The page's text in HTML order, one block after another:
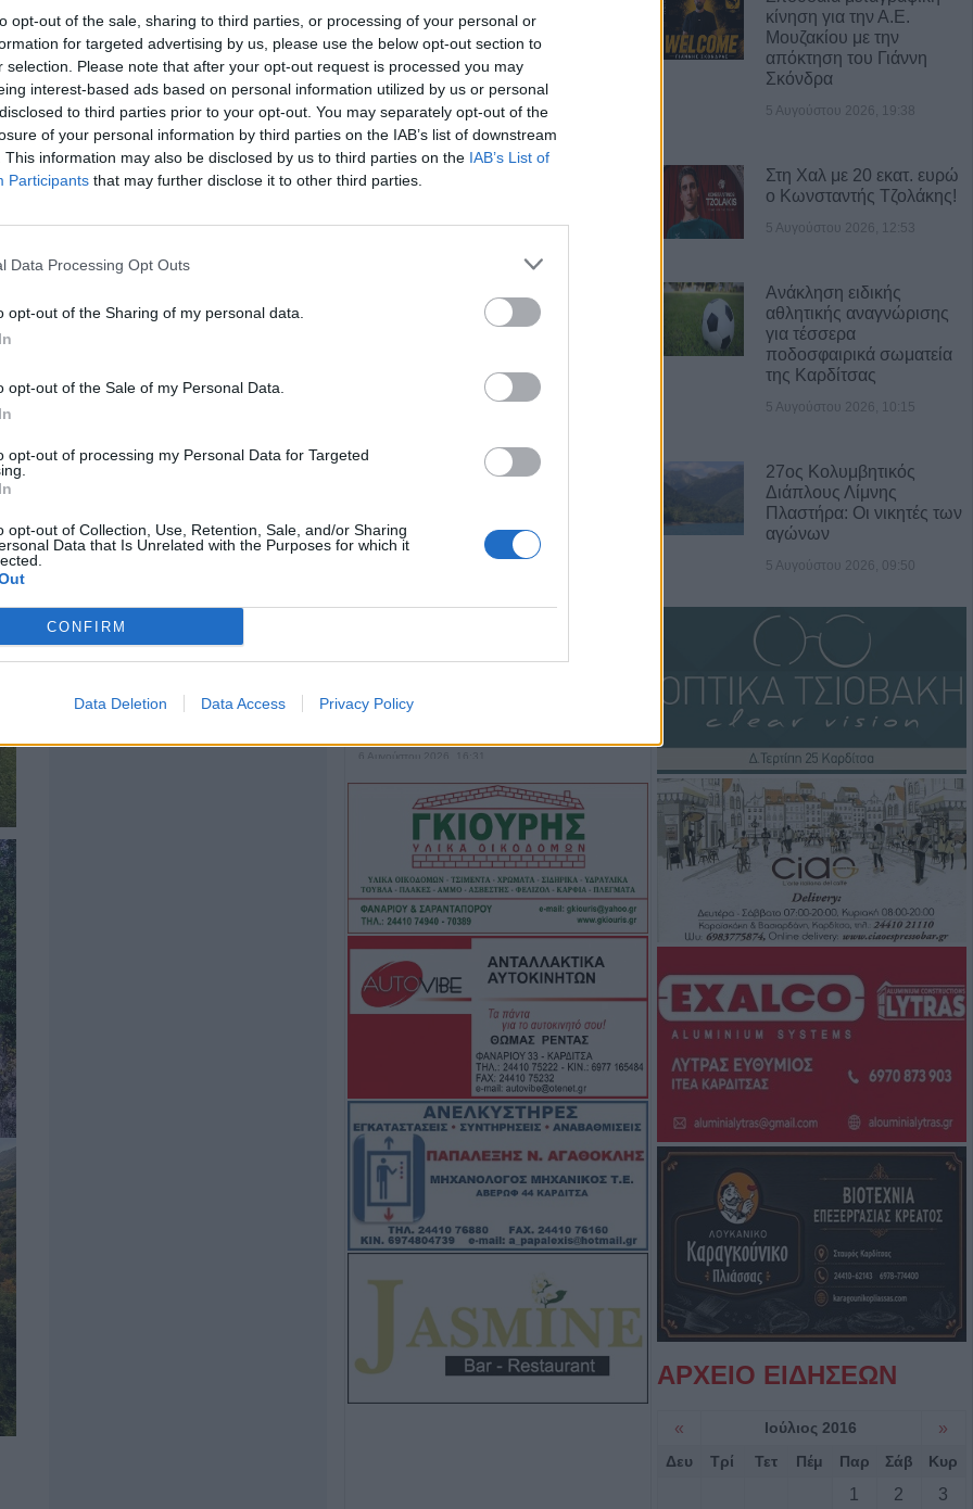
opt-out of the sale, sharing to third parties, or processing of your personal or
for targeted advertising by us, please use the below opt-out section to
selection. Please note that after your opt-out request is processed you may
interest-based ads based on personal information utilized by us or personal
to third parties prior to your opt-out. You may separately opt-out of the
of your personal information by third parties on the IAB’s list of downstream
This information may also be disclosed by us to third parties on the IAB’s List of
Participants that may further disclose it to other third parties.
Data Processing Opt Outs
opt-out of the Sharing of my personal data.
opt-out of the Sale of my Personal Data.
opt-out of processing my Personal Data for Targeted
opt-out of Collection, Use, Retention, Sale, and/or Sharing
Data that Is Unrelated with the Purposes for which it
CONFIRM
Data Deletion Data Access Privacy Policy
ΤΕΛΕΥΤΑΙΑ ΝΕΑ
Άνω Λιόσια: Συνελήφθησαν δύο
6 Αυγούστου 2026, 17:50
6 Αυγούστου 2026, 17:46
στην Κρήνη Φαρσάλων – Μεγάλη
κινητοποίηση της Πυροσβεστικής
6 Αυγούστου 2026, 17:36
Δημόσιες Σ.Α.Ε.Κ.: 860 τμήματα
2027
καταβολή του βοηθήματος του
6 Αυγούστου 2026, 16:31
Νεκρός 75χρονος σε αγροτική
περιοχή του Δομενίκου – Πιθανό
παθολογικό αίτιο
6 Αυγούστου 2026, 16:27
Απολογισμός ΕΛ.ΑΣ. Θεσσαλίας:
574 συλλήψεις και δεκάδες
εξιχνιάσεις τον Ιούλιο
6 Αυγούστου 2026, 16:09
ΥΠΑΑΤ: 38,1 εκατ. ευρώ για την
ενίσχυση κτηνοτρόφων που
επλήγησαν από ζωονόσους
6 Αυγούστου 2026, 15:26
Προγραμματισμένες διακοπές
ηλεκτροδότησης την Παρασκευή
(7/8) σε Ιτέα, Άγιο Γεώργιο,
Γεώργιο Καραϊσκάκη, Κρανιά,
Καππά, Φύλλο και Αμπελώνα
6 Αυγούστου 2026, 15:00
Εντοπίστηκε νέα μεγάλη φυτεία
κάνναβης στην Φθιώτιδα
6 Αυγούστου 2026, 14:36
1 νεκρός και 22 τραυματίες σε 20
κίνηση για την Α.Ε.
Μουζακίου με την
απόκτηση του Γιάννη
Σκόνδρα
5 Αυγούστου 2026, 19:38
Στη Χαλ με 20 εκατ. ευρώ
ο Κωνσταντής Τζολάκης!
5 Αυγούστου 2026, 12:53
Ανάκληση ειδικής
αθλητικής αναγνώρισης
για τέσσερα
ποδοσφαιρικά σωματεία
της Καρδίτσας
5 Αυγούστου 2026, 10:15
27ος Κολυμβητικός
Διάπλους Λίμνης
Πλαστήρα: Οι νικητές των
αγώνων
5 Αυγούστου 2026, 09:50
ΑΡΧΕΙΟ ΕΙΔΗΣΕΩΝ
« Ιούλιος 2016 »
Δευ Τρί Τετ Πέμ Παρ Σάβ Κυρ
1 2
3